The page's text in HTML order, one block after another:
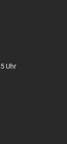
Uhr